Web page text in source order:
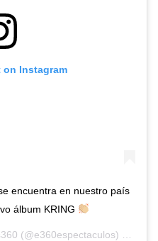
Instagram
encuentra en nuestro país
álbum KRING
(@e360espectaculos) on